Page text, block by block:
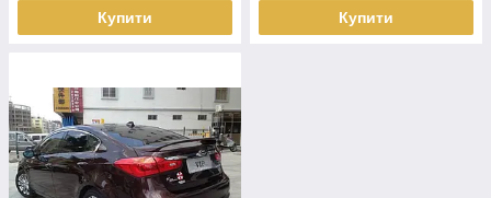
Купити Купити